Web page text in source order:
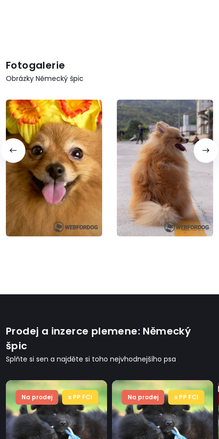
Fotogalerie
Obrázky Německý špic
Prodej a inzerce plemene: Německý
špic
Splňte si sen a najděte si toho nejvhodnejšího psa
Na prodej s PP FCI Na prodej s PP FCI